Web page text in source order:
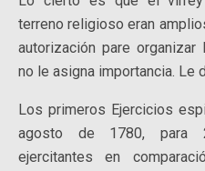
terreno religioso eran
autorización pare
no le asigna importancia. Le
Los primeros Ejercicios
agosto de 1780, para
ejercitantes en